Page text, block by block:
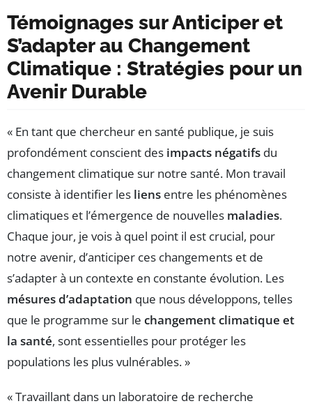
Témoignages sur Anticiper et
S’adapter au Changement
Climatique : Stratégies pour un
Avenir Durable
« En tant que chercheur en santé publique, je suis
profondément conscient des impacts négatifs du
changement climatique sur notre santé. Mon travail
consiste à identifier les liens entre les phénomènes
climatiques et l’émergence de nouvelles maladies.
Chaque jour, je vois à quel point il est crucial, pour
notre avenir, d’anticiper ces changements et de
s’adapter à un contexte en constante évolution. Les
mésures d’adaptation que nous développons, telles
que le programme sur le changement climatique et
la santé, sont essentielles pour protéger les
populations les plus vulnérables. »
« Travaillant dans un laboratoire de recherche